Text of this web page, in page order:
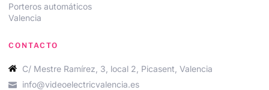
Porteros automáticos
Valencia
CONTACTO
C/ Mestre Ramírez, 3, local 2, Picasent, Valencia
info@videoelectricvalencia.es